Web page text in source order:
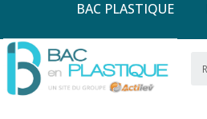
BAC PLASTIQUE